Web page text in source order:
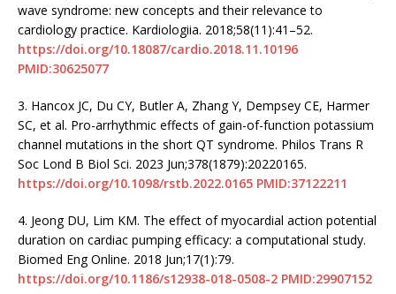
wave syndrome: new concepts and their relevance to
cardiology practice. Kardiologiia. 2018;58(11):41–52.
https://doi.org/10.18087/cardio.2018.11.10196
PMID:30625077
3. Hancox JC, Du CY, Butler A, Zhang Y, Dempsey CE, Harmer
SC, et al. Pro-arrhythmic effects of gain-of-function potassium
channel mutations in the short QT syndrome. Philos Trans R
Soc Lond B Biol Sci. 2023 Jun;378(1879):20220165.
https://doi.org/10.1098/rstb.2022.0165 PMID:37122211
4. Jeong DU, Lim KM. The effect of myocardial action potential
duration on cardiac pumping efficacy: a computational study.
Biomed Eng Online. 2018 Jun;17(1):79.
https://doi.org/10.1186/s12938-018-0508-2 PMID:29907152